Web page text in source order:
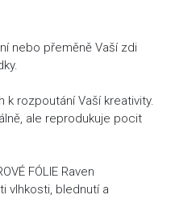
nebo přeměně Vaší zdi
k rozpoutání Vaší kreativity.
ale reprodukuje pocit
FÓLIE Raven
vlhkosti, blednutí a